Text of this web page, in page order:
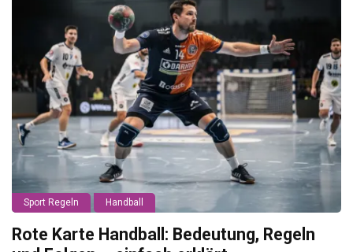
Sport Regeln Handball
Rote Karte Handball: Bedeutung, Regeln